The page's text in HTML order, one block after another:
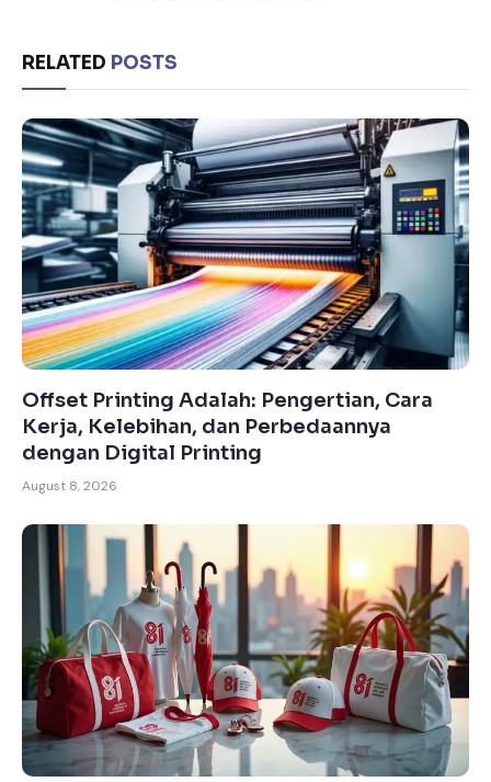
RELATED POSTS
Offset Printing Adalah: Pengertian, Cara
Kerja, Kelebihan, dan Perbedaannya
dengan Digital Printing
August 8, 2026